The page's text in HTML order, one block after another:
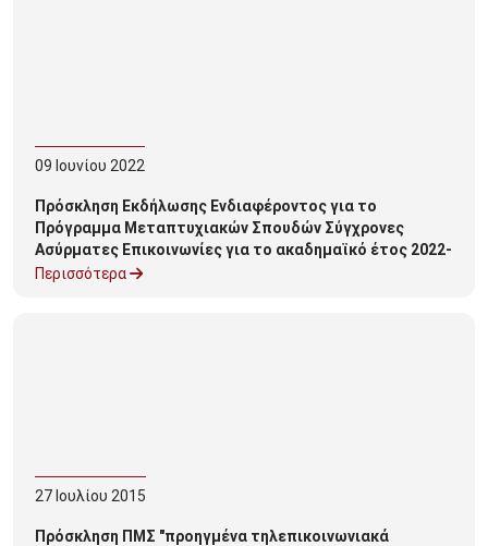
09 Ιουνίου 2022
Πρόσκληση Εκδήλωσης Ενδιαφέροντος για το
Πρόγραμμα Μεταπτυχιακών Σπουδών Σύγχρονες
Ασύρματες Επικοινωνίες για το ακαδημαϊκό έτος 2022-
2023
Περισσότερα
27 Ιουλίου 2015
Πρόσκληση ΠΜΣ "προηγμένα τηλεπικοινωνιακά